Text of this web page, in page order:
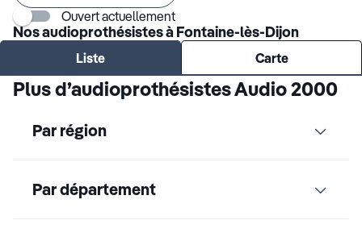
Ouvert actuellement
Nos audioprothésistes à Fontaine-lès-Dijon
Liste Carte
Plus d’audioprothésistes Audio 2000
Par région
Par département